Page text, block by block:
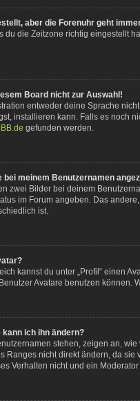
aber die Forenuhr geht
du die Zeitzone richtig eingestellt
Board nicht zur Auswahl!
entweder deine Sprache
installieren kann. Falls es noch
gefunden werden.
bei meinem Benutzernamen
zwei Bilder bei deinem
im Forum angeben. Das
ist.
kannst du unter „Profil“ einen
Avatare benutzen können.
kann ich ihn ändern?
stehen, zeigen an,
Ranges nicht direkt ändern, da
Verhalten nicht und ein